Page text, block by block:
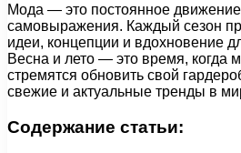
Мода — это постоянное
самовыражения. Каждый сезон
идеи, концепции и вдохновение
Весна и лето — это время, когда
стремятся обновить свой
свежие и актуальные тренды в
Содержание статьи: